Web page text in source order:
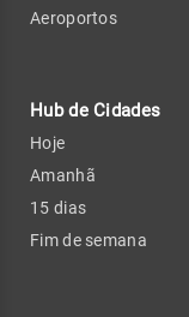
Aeroportos
Hub de Cidades
Hoje
Amanhã
15 dias
Fim de semana